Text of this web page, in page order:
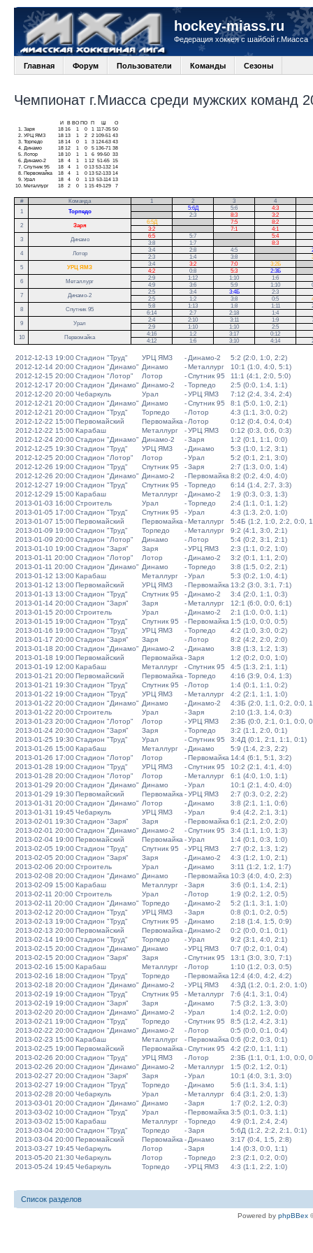
hockey-miass.ru
Федерация хоккея с шайбой г.Миасса
Главная Форум Пользователи Команды Сезоны
Чемпионат г.Миасса среди мужских команд
И В ВО ПО П
О
1.
Заря 18 16 1 0 1 117-35 50
2. УРЦ ЯМЗ 18 13 1 2 2 109-51 43
3. Торпедо 18 14 0 1 3 124-63 43
4.
Динамо 18 12 1 0 5 136-71 38
5. Лотор 18 10 1 1 6 99-50 33
6.
Динамо-2 18 4 1 1 12 51-65 15
7. Спутник 95 18 4 1 0 13 53-132 14
8.
Первомайка 18 4 1 0 13 52-133 14
9. Урал 18 4 0 1 13 53-114 13
10.
Металлург 18 2 0 1 15 49-129 7
# Команда 1 2 3
4
1
Торпедо
5:6Д 5:6
4:3
2:3 8:3
3:2
2
Заря
6:5Д 7:5
8:2
3:2
7:1
4:1
3
Динамо
6:5 5:7
5:4
3:8
1:7
8:3
4
Лотор
3:4 2:8 4:5
2:3
1:4 3:8
5
УРЦ ЯМЗ
3:4 3:2 7:0 3:2Б
4:2
0:8 5:3 2:3Б
6
Металлург
2:9 1:12 1:10
1:6
4:9
3:6 5:9 1:10
7
Динамо-2
2:5 3:4 3:4Б
2:3
2:5
1:2 3:8 0:5
8
Спутник 95
5:8 1:13 1:8 1:11
6:14
2:7 2:18
1:4
9
Урал
2:4 2:10 3:11 1:9
2:9
1:10 1:10
2:5
10
Первомайка
4:16 1:2 3:17
0:12
4:12
1:6 3:10 4:14
2012-12-13 19:00Стадион "Труд" УРЦ ЯМЗ - Динамо-2
5:2 (2:0, 1:0, 2:2)
2012-12-14 20:00Стадион "Динамо" Динамо -Металлург
10:1 (1:0, 4:0, 5:1)
2012-12-15 20:00Стадион "Лотор" Лотор -Спутник 95
11:1 (4:1, 2:0, 5:0)
2012-12-17 20:00Стадион "Динамо" Динамо-2 -Торпедо
2:5 (0:0, 1:4, 1:1)
2012-12-20 20:00Чебаркуль Урал -УРЦ ЯМЗ
7:12 (2:4, 3:4, 2:4)
2012-12-21 20:00Стадион "Динамо" Динамо -Спутник 95
8:1 (5:0, 1:0, 2:1)
2012-12-21 20:00Стадион "Труд" Торпедо - Лотор
4:3 (1:1, 3:0, 0:2)
2012-12-22 15:00Первомайский Первомайка - Лотор
0:12 (0:4, 0:4, 0:4)
2012-12-22 15:00Карабаш Металлург -УРЦ ЯМЗ
0:12 (0:3, 0:6, 0:3)
2012-12-24 20:00Стадион "Динамо" Динамо-2 -Заря
1:2 (0:1, 1:1, 0:0)
2012-12-25 19:30Стадион "Труд" УРЦ ЯМЗ - Динамо
5:3 (1:0, 1:2, 3:1)
2012-12-25 20:00Стадион "Лотор" Лотор -Урал
5:2 (0:1, 2:1, 3:0)
2012-12-26 19:00Стадион "Труд" Спутник 95 -Заря
2:7 (1:3, 0:0, 1:4)
2012-12-26 20:00Стадион "Динамо" Динамо-2 -Первомайка 8:2 (0:2, 4:0, 4:0)
2012-12-27 19:00Стадион "Труд" Спутник 95 -Торпедо
6:14 (1:4, 2:7, 3:3)
2012-12-29 15:00Карабаш Металлург - Динамо-2
1:9 (0:3, 0:3, 1:3)
2013-01-03 16:00Строитель Урал -Торпедо
2:4 (1:1, 0:1, 1:2)
2013-01-05 17:00Стадион "Труд" Спутник 95 -Урал
4:3 (1:3, 2:0, 1:0)
2013-01-07 15:00Первомайский Первомайка -Металлург
5:4Б (1:2, 1:0, 2:2, 0:0,
2013-01-09 19:00Стадион "Труд" Торпедо -Металлург
9:2 (4:1, 3:0, 2:1)
2013-01-09 20:00Стадион "Лотор" Динамо - Лотор
5:4 (0:2, 3:1, 2:1)
2013-01-10 19:00Стадион "Заря" Заря -УРЦ ЯМЗ
2:3 (1:1, 0:2, 1:0)
2013-01-11 20:00 Стадион "Лотор" Лотор - Динамо-2
3:2 (0:1, 1:1, 2:0)
2013-01-11 20:00 Стадион "Динамо" Динамо -Торпедо
3:8 (1:5, 0:2, 2:1)
2013-01-12 13:00Карабаш Металлург -Урал
5:3 (0:2, 1:0, 4:1)
2013-01-12 13:00Первомайский УРЦ ЯМЗ -Первомайка 13:2 (3:0, 3:1, 7:1)
2013-01-13 13:00Стадион "Труд" Спутник 95 - Динамо-2
3:4 (2:0, 1:1, 0:3)
2013-01-14 20:00Стадион "Заря" Заря -Металлург
12:1 (6:0, 0:0, 6:1)
2013-01-15 20:00Строитель Урал - Динамо-2
2:1 (1:0, 0:0, 1:1)
2013-01-15 19:00Стадион "Труд" Спутник 95 -Первомайка 1:5 (1:0, 0:0, 0:5)
2013-01-16 19:00Стадион "Труд" УРЦ ЯМЗ -Торпедо
4:2 (1:0, 3:0, 0:2)
2013-01-17 20:00Стадион "Заря" Заря - Лотор
8:2 (4:2, 2:0, 2:0)
2013-01-18 20:00Стадион "Динамо" Динамо-2 - Динамо
3:8 (1:3, 1:2, 1:3)
2013-01-18 19:00Первомайский Первомайка -Заря
1:2 (0:2, 0:0, 1:0)
2013-01-19 12:00Карабаш Металлург -Спутник 95
4:5 (1:3, 2:1, 1:1)
2013-01-21 20:00Первомайский Первомайка -Торпедо
4:16 (3:9, 0:4, 1:3)
2013-01-21 19:30Стадион "Труд" Спутник 95 - Лотор
1:4 (0:1, 1:1, 0:2)
2013-01-22 19:00Стадион "Труд" УРЦ ЯМЗ -Металлург
4:2 (2:1, 1:1, 1:0)
2013-01-22 20:00Стадион "Динамо" Динамо - Динамо-2
4:3Б (2:0, 1:1, 0:2, 0:0,
2013-01-22 20:00Строитель Урал -Заря
2:10 (1:3, 1:4, 0:3)
2013-01-23 20:00Стадион "Лотор" Лотор -УРЦ ЯМЗ
2:3Б (0:0, 2:1, 0:1, 0:0,
2013-01-24 20:00Стадион "Заря" Заря -Торпедо
3:2 (1:1, 2:0, 0:1)
2013-01-25 19:30Стадион "Труд" Урал -Спутник 95
3:4Д (0:1, 2:1, 1:1, 0:1)
2013-01-26 15:00Карабаш Металлург - Динамо
5:9 (1:4, 2:3, 2:2)
2013-01-26 17:00Стадион "Лотор" Лотор -Первомайка 14:4 (6:1, 5:1, 3:2)
2013-01-28 19:00Стадион "Труд" УРЦ ЯМЗ -Спутник 95
10:2 (2:1, 4:1, 4:0)
2013-01-28 20:00Стадион "Лотор" Лотор -Металлург
6:1 (4:0, 1:0, 1:1)
2013-01-29 20:00Стадион "Динамо" Динамо -Урал
10:1 (2:1, 4:0, 4:0)
2013-01-29 19:30Первомайский Первомайка -УРЦ ЯМЗ
2:7 (0:3, 0:2, 2:2)
2013-01-31 20:00Стадион "Динамо" Лотор - Динамо
3:8 (2:1, 1:1, 0:6)
2013-01-31 19:45 Чебаркуль УРЦ ЯМЗ -Урал
9:4 (4:2, 2:1, 3:1)
2013-02-01 19:30Стадион "Заря" Заря -Первомайка 6:1 (2:1, 2:0, 2:0)
2013-02-01 20:00Стадион "Динамо" Динамо-2 -Спутник 95
3:4 (1:1, 1:0, 1:3)
2013-02-04 19:00Первомайский Первомайка -Урал
1:4 (0:1, 0:3, 1:0)
2013-02-05 19:00Стадион "Труд" Спутник 95 -УРЦ ЯМЗ
2:7 (0:2, 1:3, 1:2)
2013-02-05 20:00Стадион "Заря" Заря - Динамо-2
4:3 (1:2, 1:0, 2:1)
2013-02-06 20:00Строитель Урал - Динамо
3:11 (1:2, 1:2, 1:7)
2013-02-08 20:00Стадион "Динамо" Динамо -Первомайка 10:3 (4:0, 4:0, 2:3)
2013-02-09 15:00Карабаш Металлург -Заря
3:6 (0:1, 1:4, 2:1)
2013-02-11 20:00 Строитель Урал - Лотор
1:9 (0:2, 1:2, 0:5)
2013-02-11 20:00 Стадион "Динамо" Торпедо - Динамо-2
5:2 (1:1, 3:1, 1:0)
2013-02-12 20:00Стадион "Труд" УРЦ ЯМЗ -Заря
0:8 (0:1, 0:2, 0:5)
2013-02-13 19:00Стадион "Труд" Спутник 95 - Динамо
2:18 (1:4, 1:5, 0:9)
2013-02-13 20:00Первомайский Первомайка - Динамо-2
0:2 (0:0, 0:1, 0:1)
2013-02-14 19:00Стадион "Труд" Торпедо -Урал
9:2 (3:1, 4:0, 2:1)
2013-02-15 20:00Стадион "Динамо" Динамо -УРЦ ЯМЗ
0:7 (0:2, 0:1, 0:4)
2013-02-15 20:00Стадион "Заря" Заря -Спутник 95
13:1 (3:0, 3:0, 7:1)
2013-02-16 15:00Карабаш Металлург - Лотор
1:10 (1:2, 0:3, 0:5)
2013-02-16 18:00Стадион "Труд" Торпедо -Первомайка 12:4 (4:0, 4:2, 4:2)
2013-02-18 20:00Стадион "Динамо" Динамо-2 -УРЦ ЯМЗ
4:3Д (1:2, 0:1, 2:0, 1:0)
2013-02-19 19:00Стадион "Труд" Спутник 95 -Металлург
7:6 (4:1, 3:1, 0:4)
2013-02-19 19:00Стадион "Заря" Заря - Динамо
7:5 (3:2, 1:3, 3:0)
2013-02-20 20:00Стадион "Динамо" Динамо-2 -Урал
1:4 (0:2, 1:2, 0:0)
2013-02-21 19:00Стадион "Труд" Торпедо -Спутник 95
8:5 (1:2, 4:2, 3:1)
2013-02-22 20:00Стадион "Динамо" Динамо-2 - Лотор
0:5 (0:0, 0:1, 0:4)
2013-02-23 15:00Карабаш Металлург -Первомайка 0:6 (0:2, 0:3, 0:1)
2013-02-25 19:00Первомайский Первомайка -Спутник 95
4:2 (2:0, 1:1, 1:1)
2013-02-26 20:00Стадион "Труд" УРЦ ЯМЗ - Лотор
2:3Б (1:1, 0:1, 1:0, 0:0,
2013-02-26 20:00Стадион "Динамо" Динамо-2 -Металлург
1:5 (0:2, 1:2, 0:1)
2013-02-27 20:00Стадион "Заря" Заря -Урал
10:1 (4:0, 3:1, 3:0)
2013-02-27 19:00Стадион "Труд" Торпедо - Динамо
5:6 (1:1, 3:4, 1:1)
2013-02-28 20:00Чебаркуль Урал -Металлург
6:4 (3:1, 2:0, 1:3)
2013-03-01 20:00Стадион "Динамо" Динамо -Заря
1:7 (0:2, 1:2, 0:3)
2013-03-02 10:00Стадион "Труд" Урал -Первомайка 3:5 (0:1, 0:3, 1:1)
2013-03-02 15:00Карабаш Металлург -Торпедо
4:9 (0:1, 2:4, 2:4)
2013-03-04 20:00Стадион "Труд" Торпедо -Заря
5:6Д (1:2, 2:2, 2:1, 0:1)
2013-03-04 20:00Первомайский Первомайка - Динамо
3:17 (0:4, 1:5, 2:8)
2013-03-27 19:45 Чебаркуль Лотор -Заря
1:4 (0:3, 0:0, 1:1)
2013-05-20 21:30Чебаркуль Лотор -Торпедо
2:3 (2:1, 0:2, 0:0)
2013-05-24 19:45 Чебаркуль Торпедо -УРЦ ЯМЗ 4:3 (1:1, 2:2, 1:0)
Список разделов
Powered by phpBBex